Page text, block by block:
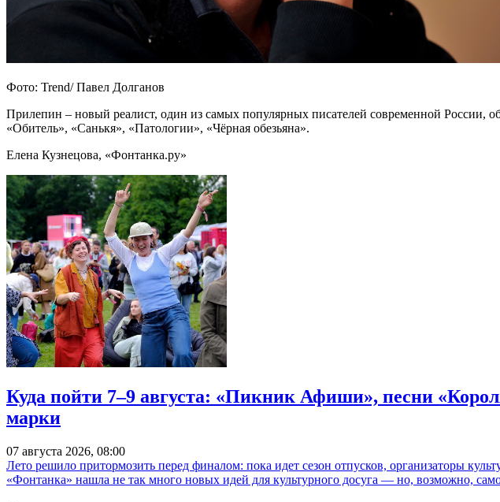
Фото: Trend/ Павел Долганов
Прилепин – новый реалист, один из самых популярных писателей современной России,
«Обитель», «Санькя», «Патологии», «Чёрная обезьяна».
Елена Кузнецова, «Фонтанка.ру»
Куда пойти 7–9 августа: «Пикник Афиши», песни
марки
07 августа 2026, 08:00
Лето решило притормозить перед финалом: пока идет сезон отпусков, организаторы
«Фонтанка» нашла не так много новых идей для культурного досуга — но, возможно,